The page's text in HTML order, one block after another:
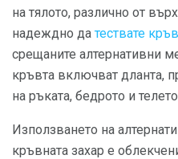
на тялото, различно от
надеждно да тествате
срещаните алтернативни
кръвта включват дланта,
на ръката, бедрото и
Използването на
кръвната захар е